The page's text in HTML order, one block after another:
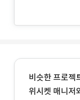
비슷한 프로젝
위시켓 매니저